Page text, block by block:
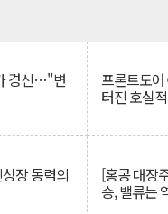
경신…"변 프론트도
터진 호실적
장 동력의 [홍콩 대장
승, 밸류는